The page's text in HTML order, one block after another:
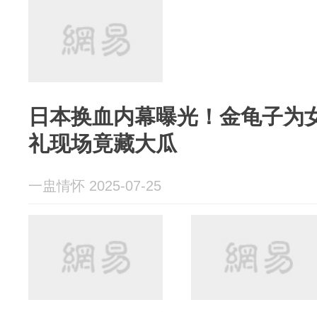
日本换血内幕曝光！金龟子为
礼现场竟藏大瓜
一盅情怀 2025-07-25